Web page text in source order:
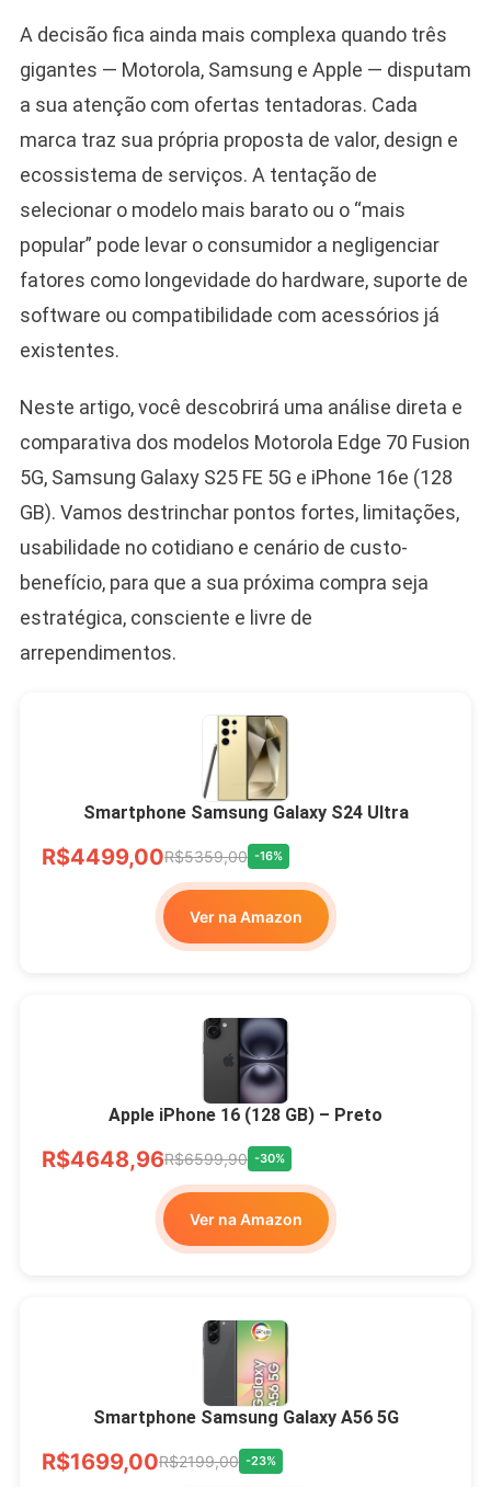
A decisão fica ainda mais complexa quando três
gigantes — Motorola, Samsung e Apple — disputam
a sua atenção com ofertas tentadoras. Cada
marca traz sua própria proposta de valor, design e
ecossistema de serviços. A tentação de
selecionar o modelo mais barato ou o “mais
popular” pode levar o consumidor a negligenciar
fatores como longevidade do hardware, suporte de
software ou compatibilidade com acessórios já
existentes.
Neste artigo, você descobrirá uma análise direta e
comparativa dos modelos Motorola Edge 70 Fusion
5G, Samsung Galaxy S25 FE 5G e iPhone 16e (128
GB). Vamos destrinchar pontos fortes, limitações,
usabilidade no cotidiano e cenário de custo-
benefício, para que a sua próxima compra seja
estratégica, consciente e livre de
arrependimentos.
Smartphone Samsung Galaxy S24 Ultra
R$4499,00R$5359,00 -16%
Ver na Amazon
Apple iPhone 16 (128 GB) – Preto
R$4648,96R$6599,90 -30%
Ver na Amazon
Smartphone Samsung Galaxy A56 5G
R$1699,00R$2199,00 -23%